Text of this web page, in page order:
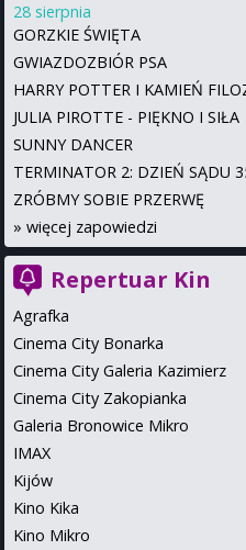
28 sierpnia
GORZKIE ŚWIĘTA
GWIAZDOZBIÓR PSA
HARRY POTTER I KAMIEŃ
JULIA PIROTTE - PIĘKNO I SIŁA
SUNNY DANCER
TERMINATOR 2: DZIEŃ SĄDU
ZRÓBMY SOBIE PRZERWĘ
» więcej zapowiedzi
Repertuar Kin
Agrafka
Cinema City Bonarka
Cinema City Galeria Kazimierz
Cinema City Zakopianka
Galeria Bronowice Mikro
IMAX
Kijów
Kino Kika
Kino Mikro